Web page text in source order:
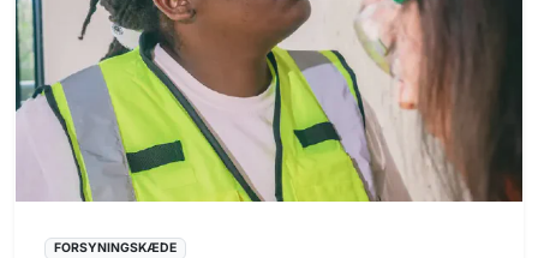
FORSYNINGSKÆDE